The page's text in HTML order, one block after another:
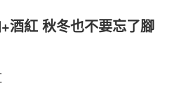
酒紅 秋冬也不要忘了腳